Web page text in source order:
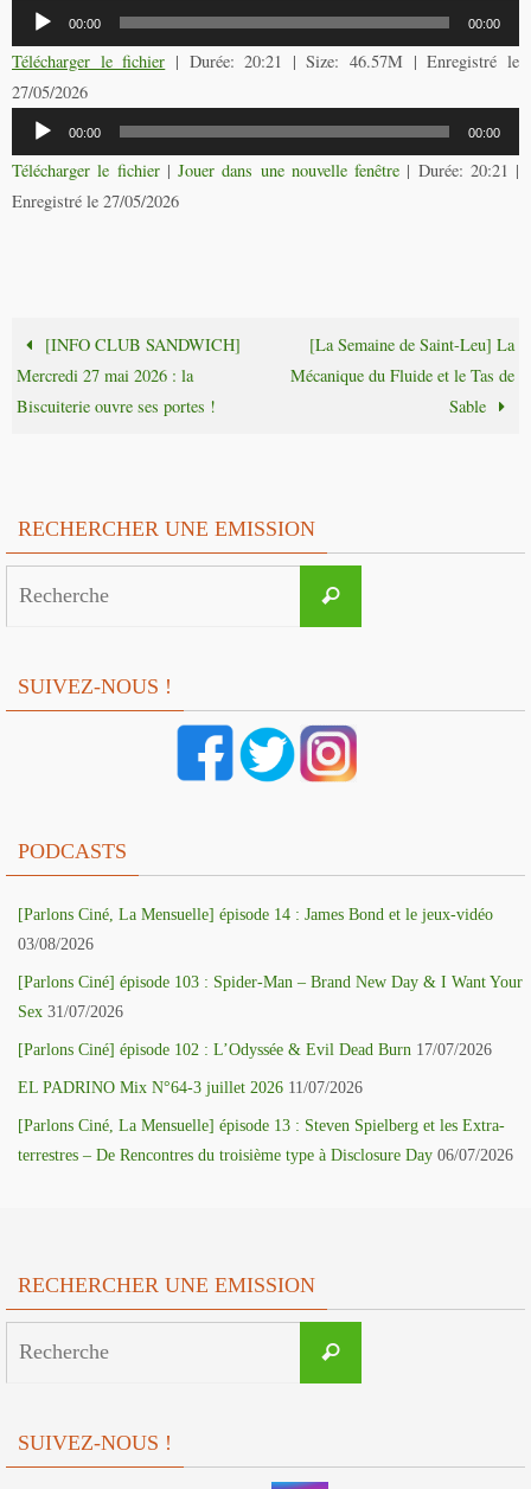
Lecteur
audio
00:00 00:00
Télécharger le fichier | Durée: 20:21 | Size: 46.57M | Enregistré le
27/05/2026
Lecteur
audio
00:00 00:00
Télécharger le fichier| Jouer dans une nouvelle fenêtre | Durée: 20:21 |
Enregistré le 27/05/2026
[INFO CLUB SANDWICH]
Mercredi 27 mai 2026 : la
Biscuiterie ouvre ses portes !
[La Semaine de Saint-Leu] La
Mécanique du Fluide et le Tas de
Sable
RECHERCHER UNE EMISSION
Recherche
SUIVEZ-NOUS !
PODCASTS
[Parlons Ciné, La Mensuelle] épisode 14 : James Bond et le jeux-vidéo
03/08/2026
[Parlons Ciné] épisode 103 : Spider-Man – Brand New Day & I Want Your
Sex 31/07/2026
[Parlons Ciné] épisode 102 : L’Odyssée & Evil Dead Burn 17/07/2026
EL PADRINO Mix N°64-3 juillet 2026 11/07/2026
[Parlons Ciné, La Mensuelle] épisode 13 : Steven Spielberg et les Extra-
terrestres – De Rencontres du troisième type à Disclosure Day 06/07/2026
RECHERCHER UNE EMISSION
Recherche
SUIVEZ-NOUS !